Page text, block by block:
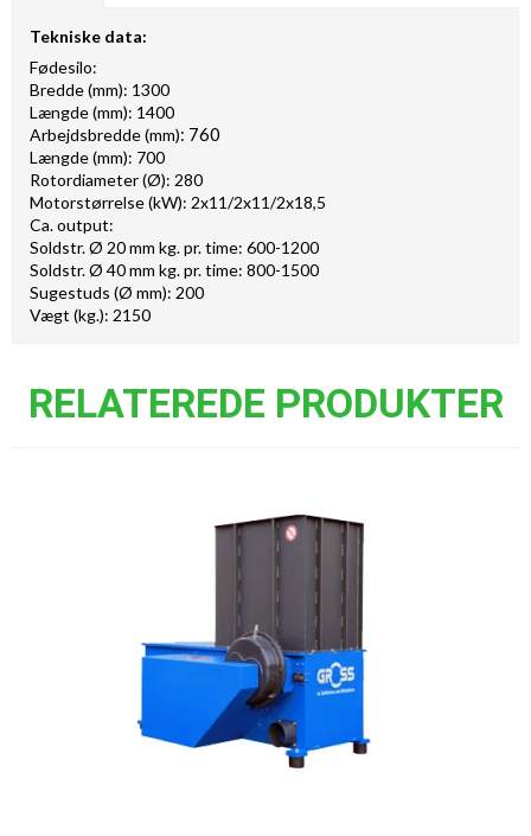
Tekniske data:
Fødesilo:
Bredde (mm): 1300
Længde (mm): 1400
Arbejdsbredde (mm): 760
Længde (mm): 700
Rotordiameter (Ø): 280
Motorstørrelse (kW): 2x11/2x11/2x18,5
Ca. output:
Soldstr. Ø 20 mm kg. pr. time: 600-1200
Soldstr. Ø 40 mm kg. pr. time: 800-1500
Sugestuds (Ø mm): 200
Vægt (kg.): 2150
RELATEREDE PRODUKTER